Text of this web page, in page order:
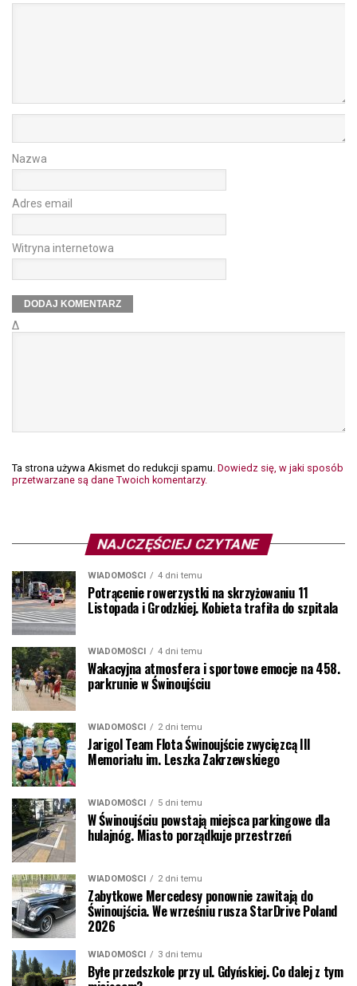
Nazwa
Adres email
Witryna internetowa
Δ
Ta strona używa Akismet do redukcji spamu. Dowiedz się, w jaki sposób
przetwarzane są dane Twoich komentarzy.
NAJCZĘŚCIEJ CZYTANE
WIADOMOŚCI 4 dni temu
Potrącenie rowerzystki na skrzyżowaniu 11
Listopada i Grodzkiej. Kobieta trafiła do szpitala
WIADOMOŚCI 4 dni temu
Wakacyjna atmosfera i sportowe emocje na 458.
parkrunie w Świnoujściu
WIADOMOŚCI 2 dni temu
Jarigol Team Flota Świnoujście zwycięzcą III
Memoriału im. Leszka Zakrzewskiego
WIADOMOŚCI 5 dni temu
W Świnoujściu powstają miejsca parkingowe dla
hulajnóg. Miasto porządkuje przestrzeń
WIADOMOŚCI 2 dni temu
Zabytkowe Mercedesy ponownie zawitają do
Świnoujścia. We wrześniu rusza StarDrive Poland
2026
WIADOMOŚCI 3 dni temu
Byłe przedszkole przy ul. Gdyńskiej. Co dalej z tym